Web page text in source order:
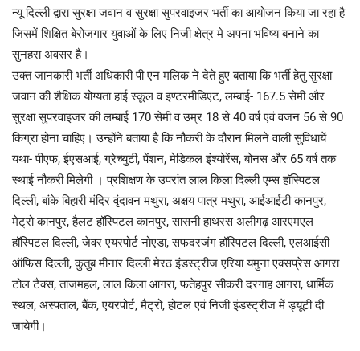
न्यू दिल्ली द्वारा सुरक्षा जवान व सुरक्षा सुपरवाइजर भर्ती का आयोजन किया जा रहा है
जिसमें शिक्षित बेरोजगार युवाओं के लिए निजी क्षेत्र मे अपना भविष्य बनाने का
सुनहरा अवसर है।
उक्त जानकारी भर्ती अधिकारी पी एन मलिक ने देते हुए बताया कि भर्ती हेतु सुरक्षा
जवान की शैक्षिक योग्यता हाई स्कूल व इण्टरमीडिएट, लम्बाई- 167.5 सेमी और
सुरक्षा सुपरवाइजर की लम्बाई 170 सेमी व उम्र 18 से 40 वर्ष एवं वजन 56 से 90
किग्रा होना चाहिए। उन्होंने बताया है कि नौकरी के दौरान मिलने वाली सुविधायें
यथा- पीएफ, ईएसआई, ग्रेच्युटी, पेंशन, मेडिकल इंश्योरेंस, बोनस और 65 वर्ष तक
स्थाई नौकरी मिलेगी । प्रशिक्षण के उपरांत लाल किला दिल्ली एम्स हॉस्पिटल
दिल्ली, बांके बिहारी मंदिर वृंदावन मथुरा, अक्षय पात्र मथुरा, आईआईटी कानपुर,
मेट्रो कानपुर, हैलट हॉस्पिटल कानपुर, सासनी हाथरस अलीगढ़ आरएमएल
हॉस्पिटल दिल्ली, जेवर एयरपोर्ट नोएडा, सफदरजंग हॉस्पिटल दिल्ली, एलआईसी
ऑफिस दिल्ली, कुतुब मीनार दिल्ली मेरठ इंडस्ट्रीज एरिया यमुना एक्सप्रेस आगरा
टोल टैक्स, ताजमहल, लाल किला आगरा, फतेहपुर सीकरी दरगाह आगरा, धार्मिक
स्थल, अस्पताल, बैंक, एयरपोर्ट, मैट्रो, होटल एवं निजी इंडस्ट्रीज में ड्यूटी दी
जायेगी।